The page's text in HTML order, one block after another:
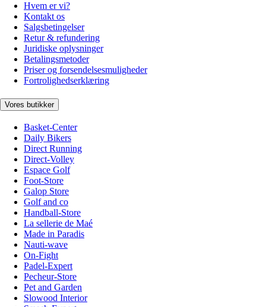
Hvem er vi?
Kontakt os
Salgsbetingelser
Retur & refundering
Juridiske oplysninger
Betalingsmetoder
Priser og forsendelsesmuligheder
Fortrolighedserklæring
Vores butikker
Basket-Center
Daily Bikers
Direct Running
Direct-Volley
Espace Golf
Foot-Store
Galop Store
Golf and co
Handball-Store
La sellerie de Maé
Made in Paradis
Nauti-wave
On-Fight
Padel-Expert
Pecheur-Store
Pet and Garden
Slowood Interior